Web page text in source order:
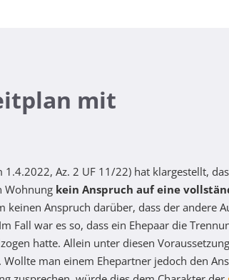
mit
Az. 2 UF 11/22) hat klargestellt,
Wohnung kein Anspruch auf eine
keinen Anspruch darüber, dass der andere
Fall war es so, dass ein Ehepaar die
hatte. Allein unter diesen
man einem Ehepartner jedoch den